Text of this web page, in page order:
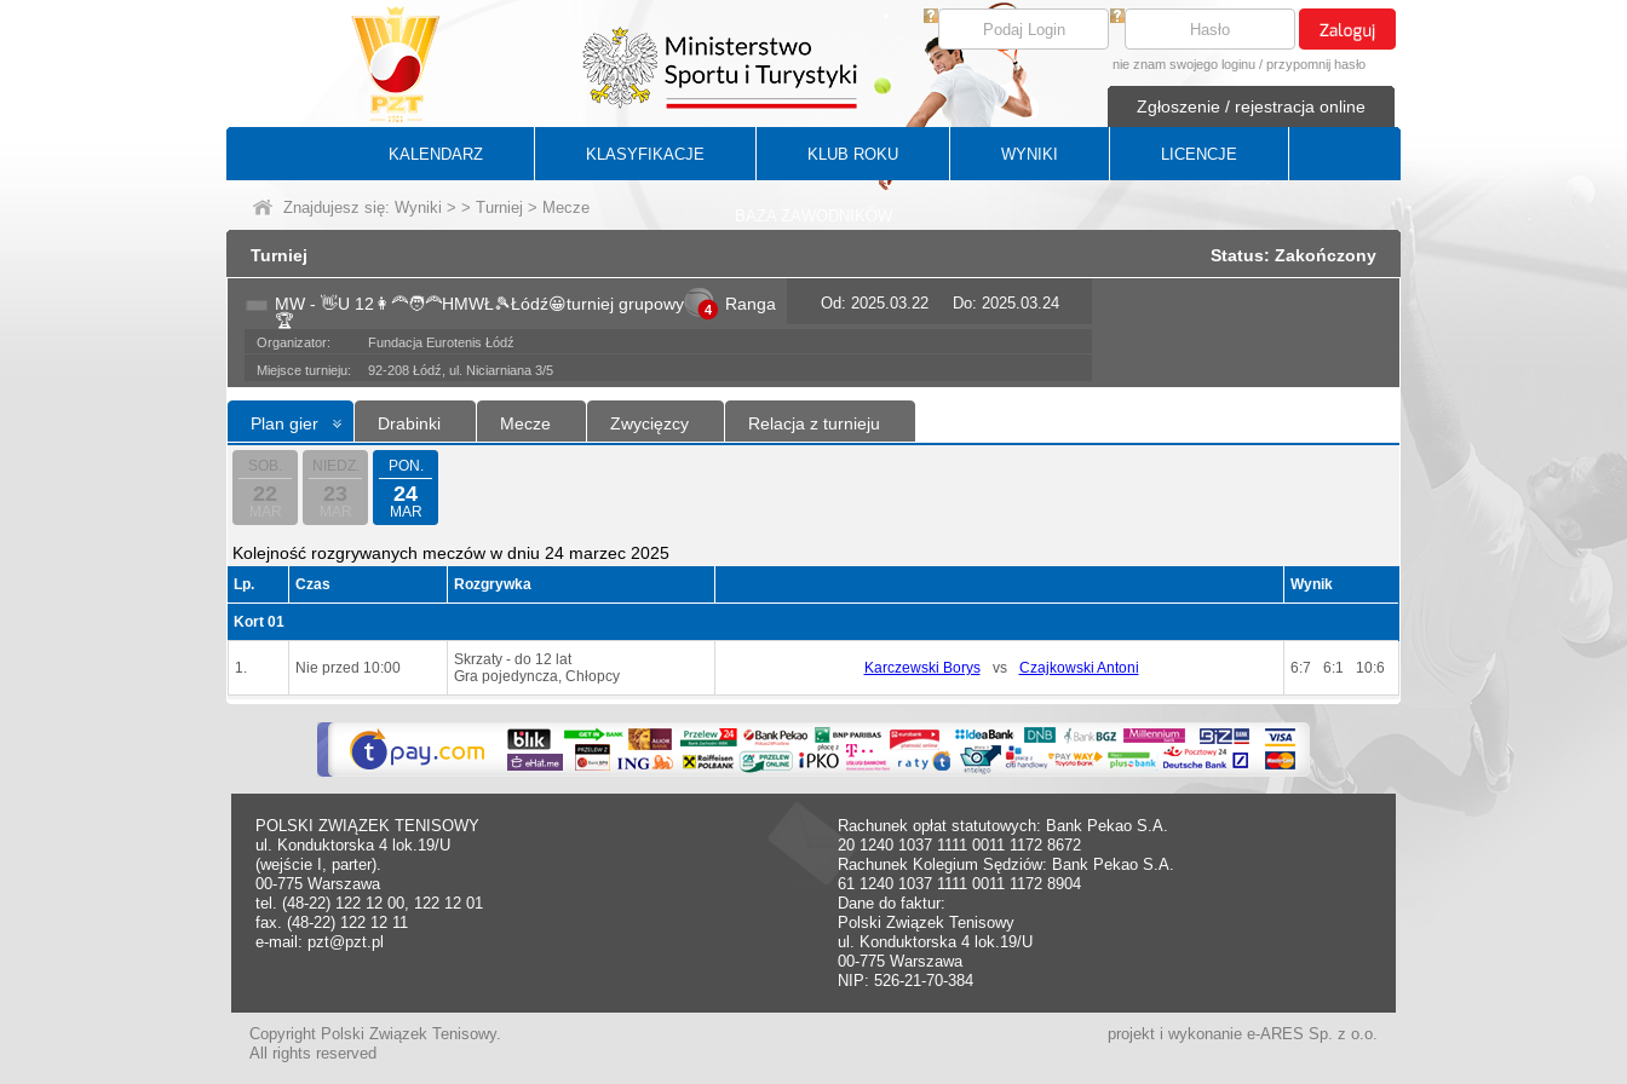
nie znam swojego loginu / przypomnij hasło
Zgłoszenie / rejestracja online
KALENDARZ KLASYFIKACJE KLUB ROKU WYNIKI LICENCJE
Znajdujesz się: Wyniki > > Turniej > Mecze
Turniej Status: Zakończony
MW - 👋U 12👩‍🦰🧑‍🦰HMWŁ🎾Łódź😀turniej grupowy
🏆
4 Ranga Od: 2025.03.22 Do: 2025.03.24
Organizator:
Fundacja Eurotenis Łódź
Miejsce turnieju:
92-208 Łódź, ul. Niciarniana 3/5
Plan gier Drabinki Mecze Zwycięzcy Relacja z turnieju
SOB.
22
NIEDZ.
23
PON.
24
MAR
Kolejność rozgrywanych meczów w dniu 24 marzec 2025
Lp. Czas Rozgrywka Wynik
Kort 01
1. Nie przed 10:00
Skrzaty - do 12 lat
Gra pojedyncza, Chłopcy
Karczewski Borys vs Czajkowski Antoni 6:7 6:1 10:6
POLSKI ZWIĄZEK TENISOWY
ul. Konduktorska 4 lok.19/U
(wejście I, parter).
00-775 Warszawa
tel. (48-22) 122 12 00, 122 12 01
fax. (48-22) 122 12 11
e-mail: pzt@pzt.pl
Rachunek opłat statutowych: Bank Pekao S.A.
20 1240 1037 1111 0011 1172 8672
Rachunek Kolegium Sędziów: Bank Pekao S.A.
61 1240 1037 1111 0011 1172 8904
Dane do faktur:
Polski Związek Tenisowy
ul. Konduktorska 4 lok.19/U
00-775 Warszawa
NIP: 526-21-70-384
Copyright Polski Związek Tenisowy.
All rights reserved
projekt i wykonanie e-ARES Sp. z o.o.